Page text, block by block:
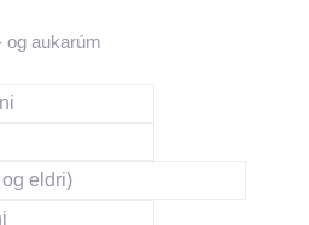
og aukarúm
eldri)